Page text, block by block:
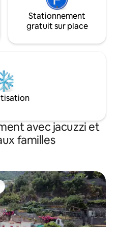
Stationnement
gratuit sur place
avec jacuzzi et
familles
plus appréciés